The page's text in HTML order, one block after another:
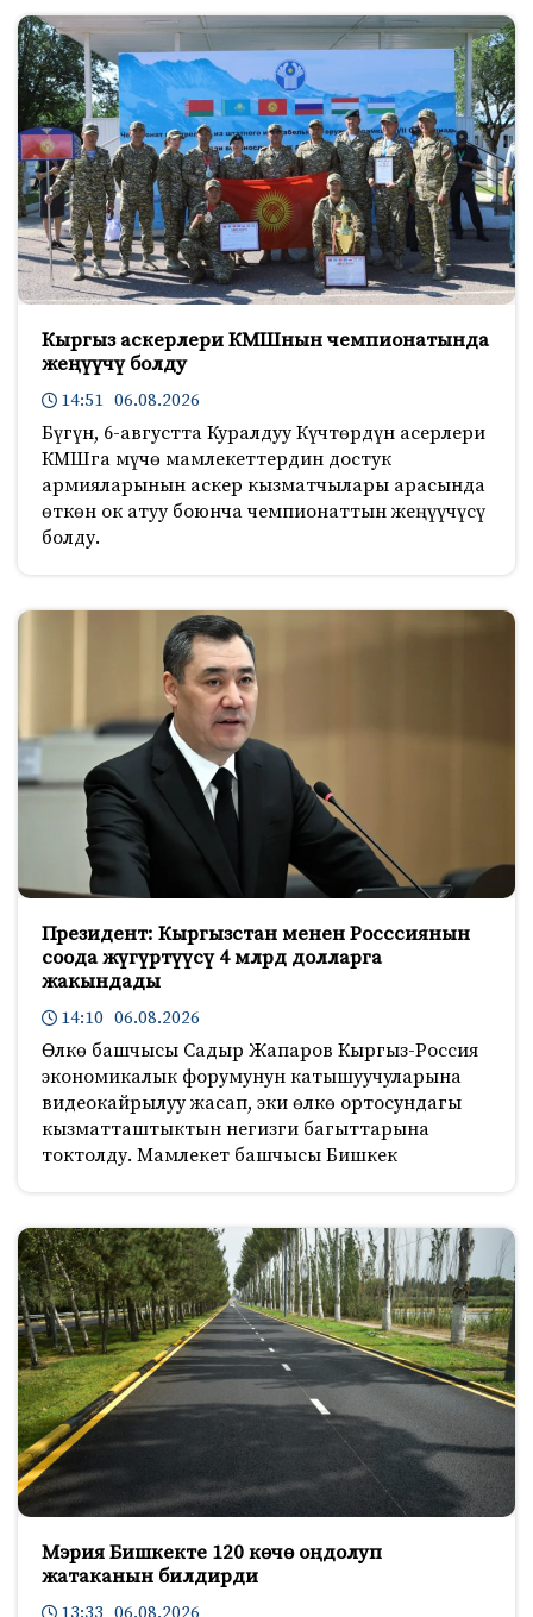
Кыргыз аскерлери КМШнын чемпионатында
жеңүүчү болду
14:51 06.08.2026
Бүгүн, 6-августта Куралдуу Күчтөрдүн асерлери
КМШга мүчө мамлекеттердин достук
армияларынын аскер кызматчылары арасында
өткөн ок атуу боюнча чемпионаттын жеңүүчүсү
болду.
Президент: Кыргызстан менен Росссиянын
соода жүгүртүүсү 4 млрд долларга
жакындады
14:10 06.08.2026
Өлкө башчысы Садыр Жапаров Кыргыз-Россия
экономикалык форумунун катышуучуларына
видеокайрылуу жасап, эки өлкө ортосундагы
кызматташтыктын негизги багыттарына
токтолду. Мамлекет башчысы Бишкек
Мэрия Бишкекте 120 көчө оңдолуп
жатаканын билдирди
13:33 06.08.2026